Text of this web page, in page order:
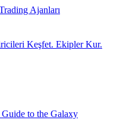
Ajanları
Keşfet. Ekipler Kur.
to the Galaxy